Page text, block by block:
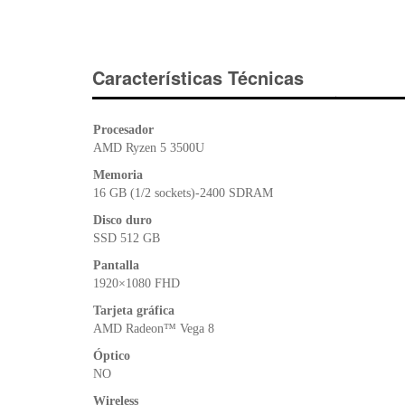
Características Técnicas
Procesador
AMD Ryzen 5 3500U
Memoria
16 GB (1/2 sockets)-2400 SDRAM
Disco duro
SSD 512 GB
Pantalla
1920×1080 FHD
Tarjeta gráfica
AMD Radeon™ Vega 8
Óptico
NO
Wireless